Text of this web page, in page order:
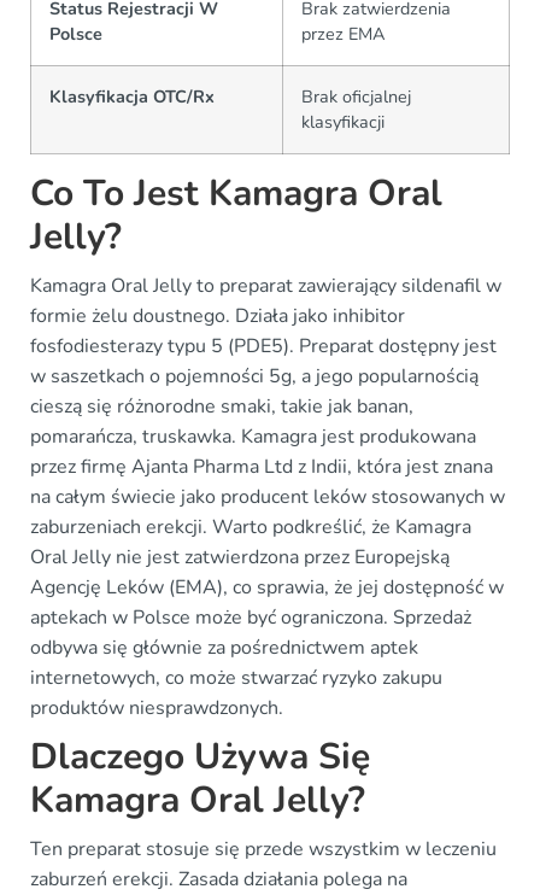
Status Rejestracji W
Polsce
Brak zatwierdzenia
przez EMA
Klasyfikacja OTC/Rx
Brak oficjalnej
klasyfikacji
Co To Jest Kamagra Oral
Jelly?
Kamagra Oral Jelly to preparat zawierający sildenafil w
formie żelu doustnego. Działa jako inhibitor
fosfodiesterazy typu 5 (PDE5). Preparat dostępny jest
w saszetkach o pojemności 5g, a jego popularnością
cieszą się różnorodne smaki, takie jak banan,
pomarańcza, truskawka. Kamagra jest produkowana
przez firmę Ajanta Pharma Ltd z Indii, która jest znana
na całym świecie jako producent leków stosowanych w
zaburzeniach erekcji. Warto podkreślić, że Kamagra
Oral Jelly nie jest zatwierdzona przez Europejską
Agencję Leków (EMA), co sprawia, że jej dostępność w
aptekach w Polsce może być ograniczona. Sprzedaż
odbywa się głównie za pośrednictwem aptek
internetowych, co może stwarzać ryzyko zakupu
produktów niesprawdzonych.
Dlaczego Używa Się
Kamagra Oral Jelly?
Ten preparat stosuje się przede wszystkim w leczeniu
zaburzeń erekcji. Zasada działania polega na